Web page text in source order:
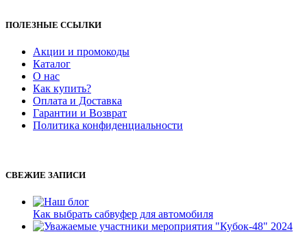
ПОЛЕЗНЫЕ ССЫЛКИ
Акции и промокоды
Каталог
О нас
Как купить?
Оплата и Доставка
Гарантии и Возврат
Политика конфиденциальности
СВЕЖИЕ ЗАПИСИ
Как выбрать сабвуфер для автомобиля